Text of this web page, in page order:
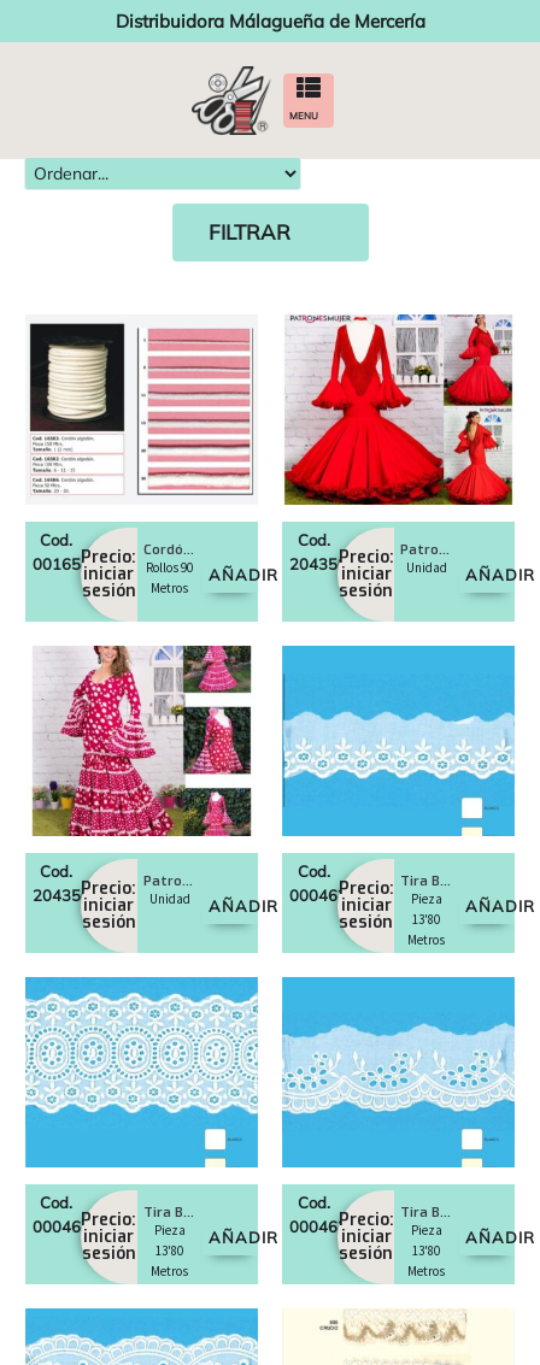
Distribuidora Málagueña de Mercería
MENU
FILTRAR
Cod.
0016585Precio:
iniciar
sesión
Cordón algodón No. 20
Rollos 90
Metros
AÑADIR
Cod.
20435019Precio:
iniciar
sesión
Patron flamenca mujer Mod. Clavel
Unidad AÑADIR
Cod.
20435018Precio:
iniciar
sesión
Patron flamenca mujer Mod. Canastero
Unidad AÑADIR
Cod.
0004626Precio:
iniciar
sesión
Tira Bordada 45 mm
Pieza
13'80
Metros
AÑADIR
Cod.
0004627Precio:
iniciar
sesión
Tira Bordada Entredos 80 mm
Pieza
13'80
Metros
AÑADIR
Cod.
0004628Precio:
iniciar
sesión
Tira Bordada 58 mm
Pieza
13'80
Metros
AÑADIR